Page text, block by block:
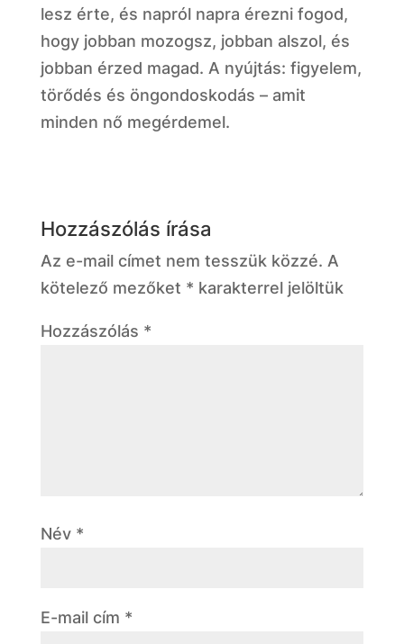
lesz érte, és napról napra érezni fogod,
hogy jobban mozogsz, jobban alszol, és
jobban érzed magad. A nyújtás: figyelem,
törődés és öngondoskodás – amit
minden nő megérdemel.
Hozzászólás írása
Az e-mail címet nem tesszük közzé. A
kötelező mezőket * karakterrel jelöltük
Hozzászólás *
Név *
E-mail cím *